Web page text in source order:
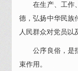
在生产、工作、
德，弘扬中华民族
人民群众对党员以
公序良俗，是指
束作用。